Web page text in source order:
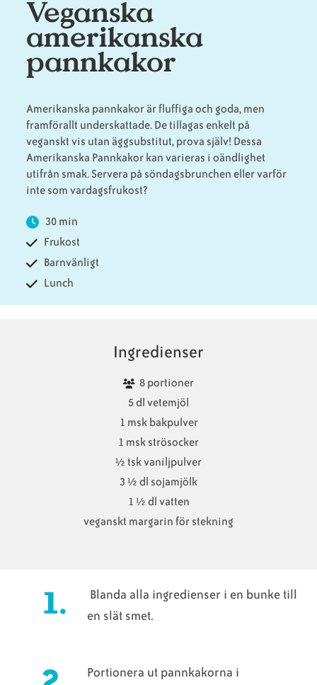
Animaliska
ingredienser
Veganska
konsumentlistor
Vanliga
frågor
Veganska
substitut
Veganska
certifieringar
Veganska
amerikanska
pannkakor
Amerikanska pannkakor är fluffiga och goda, men
framförallt underskattade. De tillagas enkelt på
veganskt vis utan äggsubstitut, prova själv! Dessa
Amerikanska Pannkakor kan varieras i oändlighet
utifrån smak. Servera på söndagsbrunchen eller varför
inte som vardagsfrukost?
30 min
Frukost
Barnvänligt
Lunch
Ingredienser
8 portioner
5 dl vetemjöl
1 msk bakpulver
1 msk strösocker
½ tsk vaniljpulver
3 ½ dl sojamjölk
1 ½ dl vatten
veganskt margarin för stekning
Blanda alla ingredienser i en bunke till
en slät smet.
Portionera ut pannkakorna i